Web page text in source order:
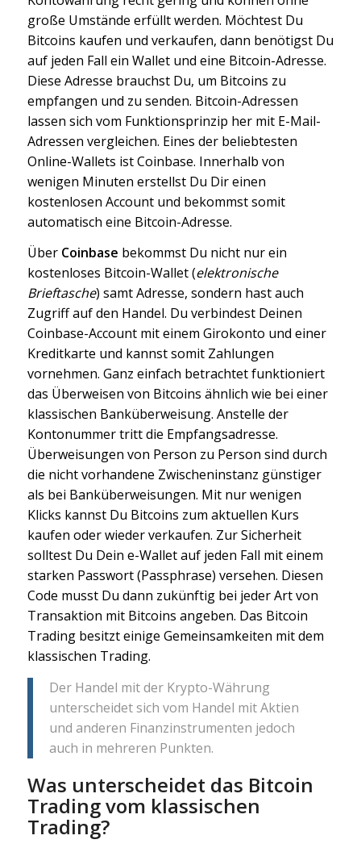
große Umstände erfüllt werden. Möchtest Du
Bitcoins kaufen und verkaufen, dann benötigst Du
auf jeden Fall ein Wallet und eine Bitcoin-Adresse.
Diese Adresse brauchst Du, um Bitcoins zu
empfangen und zu senden. Bitcoin-Adressen
lassen sich vom Funktionsprinzip her mit E-Mail-
Adressen vergleichen. Eines der beliebtesten
Online-Wallets ist Coinbase. Innerhalb von
wenigen Minuten erstellst Du Dir einen
kostenlosen Account und bekommst somit
automatisch eine Bitcoin-Adresse.
Über Coinbase bekommst Du nicht nur ein
kostenloses Bitcoin-Wallet (elektronische
Brieftasche) samt Adresse, sondern hast auch
Zugriff auf den Handel. Du verbindest Deinen
Coinbase-Account mit einem Girokonto und einer
Kreditkarte und kannst somit Zahlungen
vornehmen. Ganz einfach betrachtet funktioniert
das Überweisen von Bitcoins ähnlich wie bei einer
klassischen Banküberweisung. Anstelle der
Kontonummer tritt die Empfangsadresse.
Überweisungen von Person zu Person sind durch
die nicht vorhandene Zwischeninstanz günstiger
als bei Banküberweisungen. Mit nur wenigen
Klicks kannst Du Bitcoins zum aktuellen Kurs
kaufen oder wieder verkaufen. Zur Sicherheit
solltest Du Dein e-Wallet auf jeden Fall mit einem
starken Passwort (Passphrase) versehen. Diesen
Code musst Du dann zukünftig bei jeder Art von
Transaktion mit Bitcoins angeben. Das Bitcoin
Trading besitzt einige Gemeinsamkeiten mit dem
klassischen Trading.
Der Handel mit der Krypto-Währung
unterscheidet sich vom Handel mit Aktien
und anderen Finanzinstrumenten jedoch
auch in mehreren Punkten.
Was unterscheidet das Bitcoin
Trading vom klassischen
Trading?